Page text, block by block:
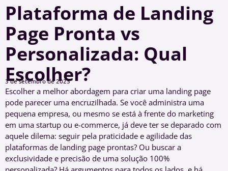
Plataforma de Landing
Page Pronta vs
Personalizada: Qual
Escolher?
3 de setembro de 2025
Escolher a melhor abordagem para criar uma landing page
pode parecer uma encruzilhada. Se você administra uma
pequena empresa, ou mesmo se está à frente do marketing
em uma startup ou e-commerce, já deve ter se deparado com
aquele dilema: seguir pela praticidade e agilidade das
plataformas de landing page prontas? Ou buscar a
exclusividade e precisão de uma solução 100%